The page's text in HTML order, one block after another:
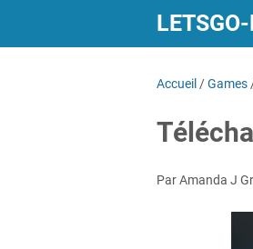
Accueil /Games
Par Amanda J